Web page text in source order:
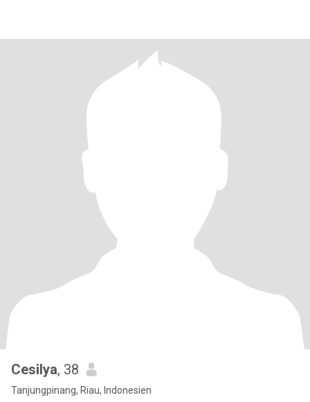
Cesilya, 38
Tanjungpinang, Riau, Indonesien